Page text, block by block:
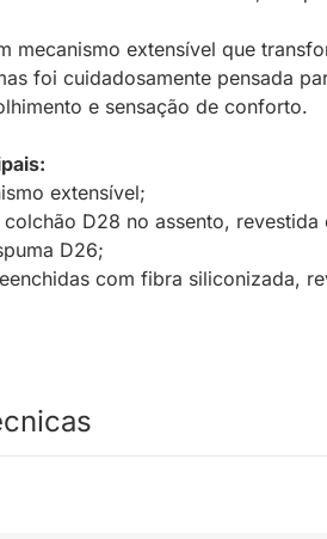
mecanismo extensível que
foi cuidadosamente pensada
e sensação de conforto.
extensível;
colchão D28 no assento,
D26;
com fibra siliconizada,